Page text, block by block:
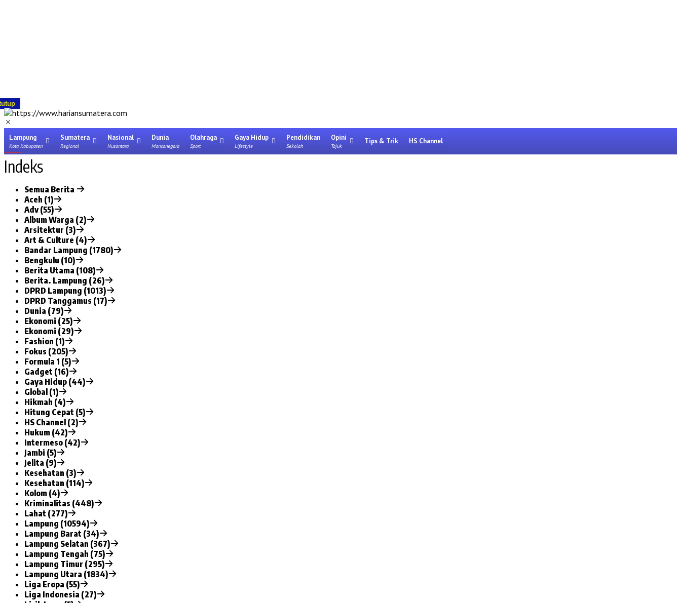
Lampung
Kota Kabupaten
Sumatera
Regional
Nasional
Nusantara
Dunia
Mancanegara
Olahraga
Sport
Gaya Hidup
Lifestyle
Pendidikan
Sekolah
Opini
Tajuk
Tips & Trik HS Channel
Indeks
Semua Berita
Aceh (1)
Adv (55)
Album Warga (2)
Arsitektur (3)
Art & Culture (4)
Bandar Lampung (1780)
Bengkulu (10)
Berita Utama (108)
Berita. Lampung (26)
DPRD Lampung (1013)
DPRD Tanggamus (17)
Dunia (79)
Ekonomi (25)
Ekonomi (29)
Fashion (1)
Fokus (205)
Formula 1 (5)
Gadget (16)
Gaya Hidup (44)
Global (1)
Hikmah (4)
Hitung Cepat (5)
HS Channel (2)
Hukum (42)
Intermeso (42)
Jambi (5)
Jelita (9)
Kesehatan (3)
Kesehatan (114)
Kolom (4)
Kriminalitas (448)
Lahat (277)
Lampung (10594)
Lampung Barat (34)
Lampung Selatan (367)
Lampung Tengah (75)
Lampung Timur (295)
Lampung Utara (1834)
Liga Eropa (55)
Liga Indonesia (27)